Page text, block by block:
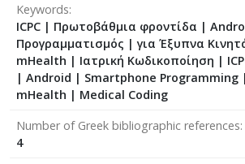
Keywords
ICPC | Πρωτοβάθμια φροντίδα |
Προγραμματισμός | για Έξυπνα
mHealth | Ιατρική Κωδικοποίηση |
| Android | Smartphone Programming
mHealth | Medical Coding
Number of Greek bibliographic references
4